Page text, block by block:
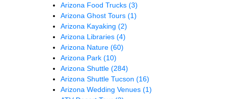
Arizona Food Trucks (3)
Arizona Ghost Tours (1)
Arizona Kayaking (2)
Arizona Libraries (4)
Arizona Nature (60)
Arizona Park (10)
Arizona Shuttle (284)
Arizona Shuttle Tucson (16)
Arizona Wedding Venues (1)